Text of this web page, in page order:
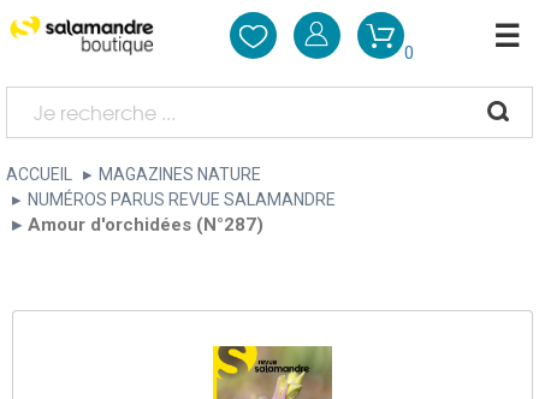
0
ACCUEIL
MAGAZINES NATURE
NUMÉROS PARUS REVUE SALAMANDRE
Amour d'orchidées (N°287)